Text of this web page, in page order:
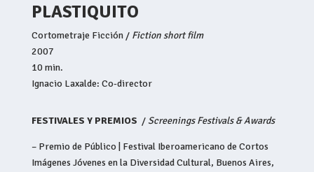
PLASTIQUITO
Cortometraje Ficción / Fiction short film
2007
10 min.
Ignacio Laxalde: Co-director
FESTIVALES Y PREMIOS / Screenings Festivals & Awards
– Premio de Público | Festival Iberoamericano de Cortos
Imágenes Jóvenes en la Diversidad Cultural, Buenos Aires,